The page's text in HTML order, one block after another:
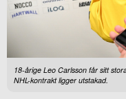
18-årige Leo Carlsson får sitt
NHL-kontrakt ligger utstakad.